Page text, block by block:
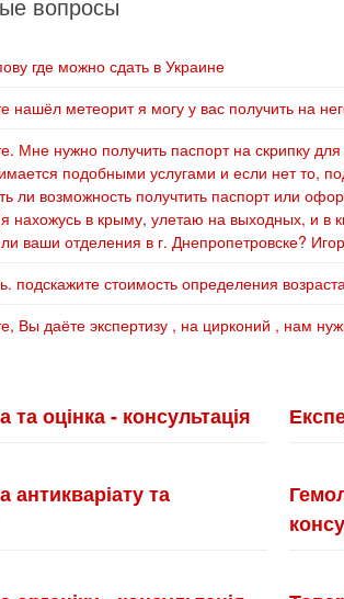
где можно сдать в Украине
нашёл метеорит я могу у вас получить на
Мне нужно получить паспорт на скрипку
подобными услугами и если нет то,
ли возможность получтить паспорт или
нахожусь в крыму, улетаю на выходных, и в
ваши отделения в г. Днепропетровске?
стоимость определения
Вы даёте экспертизу , на цирконий , нам
та оцінка - консультація
антикваріату та